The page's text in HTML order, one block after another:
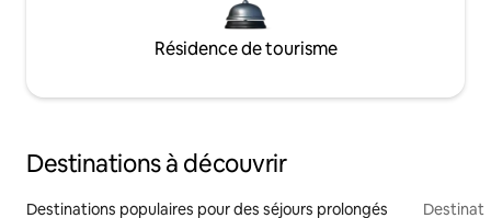
Résidence de tourisme
Destinations à découvrir
Destinations populaires pour des séjours prolongés